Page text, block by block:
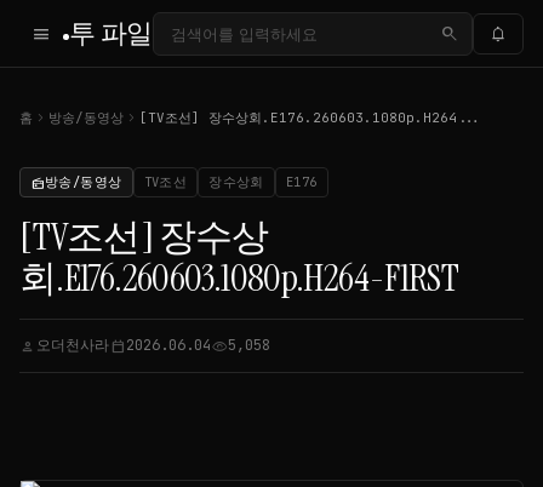
menu 투 파일 search notifications
홈 chevron_right 방송/동영상 chevron_right [TV조선] 장수상회.E176.260603.1080p.H264...
radio방송/동영상 TV조선 장수상회 E176
[TV조선] 장수상
회.E176.260603.1080p.H264-F1RST
person 오더천사라calendar_today2026.06.04visibility5,058